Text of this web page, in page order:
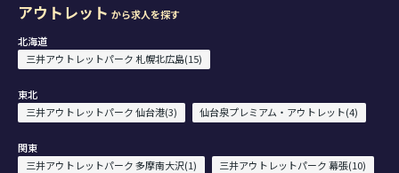
アウトレット から求人を探す
北海道
三井アウトレットパーク 札幌北広島(15)
東北
三井アウトレットパーク 仙台港(3)
仙台泉プレミアム・アウトレット(4)
関東
三井アウトレットパーク 多摩南大沢(1)
三井アウトレットパーク 幕張(10)